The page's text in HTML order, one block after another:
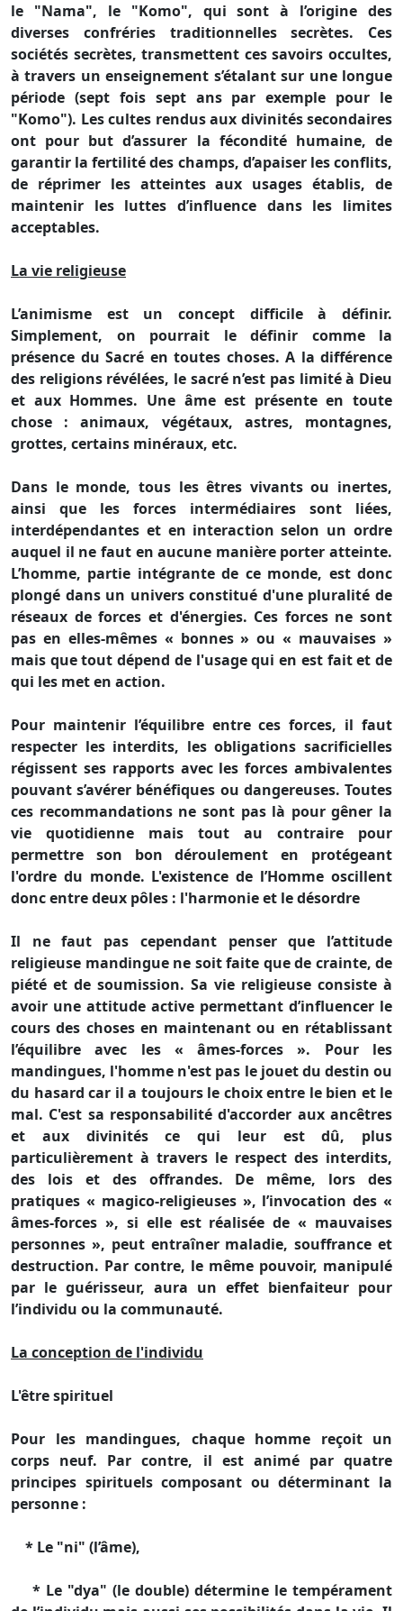
le "Nama", le "Komo", qui sont à l’origine des
diverses confréries traditionnelles secrètes. Ces
sociétés secrètes, transmettent ces savoirs occultes,
à travers un enseignement s’étalant sur une longue
période (sept fois sept ans par exemple pour le
"Komo"). Les cultes rendus aux divinités secondaires
ont pour but d’assurer la fécondité humaine, de
garantir la fertilité des champs, d’apaiser les conflits,
de réprimer les atteintes aux usages établis, de
maintenir les luttes d’influence dans les limites
acceptables.
La vie religieuse
L’animisme est un concept difficile à définir.
Simplement, on pourrait le définir comme la
présence du Sacré en toutes choses. A la différence
des religions révélées, le sacré n’est pas limité à Dieu
et aux Hommes. Une âme est présente en toute
chose : animaux, végétaux, astres, montagnes,
grottes, certains minéraux, etc.
Dans le monde, tous les êtres vivants ou inertes,
ainsi que les forces intermédiaires sont liées,
interdépendantes et en interaction selon un ordre
auquel il ne faut en aucune manière porter atteinte.
L’homme, partie intégrante de ce monde, est donc
plongé dans un univers constitué d'une pluralité de
réseaux de forces et d'énergies. Ces forces ne sont
pas en elles-mêmes « bonnes » ou « mauvaises »
mais que tout dépend de l'usage qui en est fait et de
qui les met en action.
Pour maintenir l’équilibre entre ces forces, il faut
respecter les interdits, les obligations sacrificielles
régissent ses rapports avec les forces ambivalentes
pouvant s’avérer bénéfiques ou dangereuses. Toutes
ces recommandations ne sont pas là pour gêner la
vie quotidienne mais tout au contraire pour
permettre son bon déroulement en protégeant
l'ordre du monde. L'existence de l’Homme oscillent
donc entre deux pôles : l'harmonie et le désordre
Il ne faut pas cependant penser que l’attitude
religieuse mandingue ne soit faite que de crainte, de
piété et de soumission. Sa vie religieuse consiste à
avoir une attitude active permettant d’influencer le
cours des choses en maintenant ou en rétablissant
l’équilibre avec les « âmes-forces ». Pour les
mandingues, l'homme n'est pas le jouet du destin ou
du hasard car il a toujours le choix entre le bien et le
mal. C'est sa responsabilité d'accorder aux ancêtres
et aux divinités ce qui leur est dû, plus
particulièrement à travers le respect des interdits,
des lois et des offrandes. De même, lors des
pratiques « magico-religieuses », l’invocation des «
âmes-forces », si elle est réalisée de « mauvaises
personnes », peut entraîner maladie, souffrance et
destruction. Par contre, le même pouvoir, manipulé
par le guérisseur, aura un effet bienfaiteur pour
l’individu ou la communauté.
La conception de l'individu
L'être spirituel
Pour les mandingues, chaque homme reçoit un
corps neuf. Par contre, il est animé par quatre
principes spirituels composant ou déterminant la
personne :
* Le "ni" (l’âme),
* Le "dya" (le double) détermine le tempérament